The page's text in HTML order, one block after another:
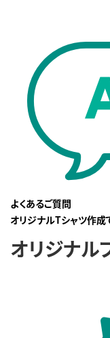
よくあるご質問
オリジナルTシャツ作成
オリジナル